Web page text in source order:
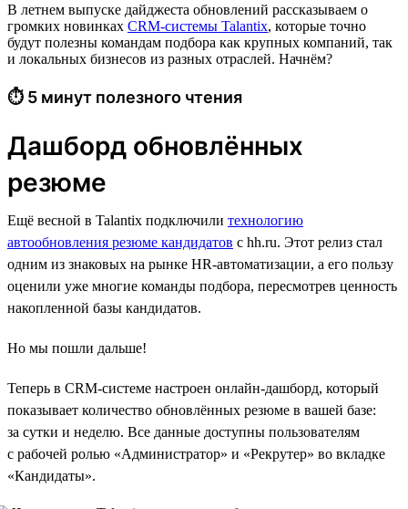
В летнем выпуске дайджеста обновлений рассказываем о
громких новинках CRM-системы Talantix, которые точно
будут полезны командам подбора как крупных компаний, так
и локальных бизнесов из разных отраслей. Начнём?
⏱ 5 минут полезного чтения
Дашборд обновлённых
резюме
Ещё весной в Talantix подключили технологию
автообновления резюме кандидатов с hh.ru. Этот релиз стал
одним из знаковых на рынке HR-автоматизации, а его пользу
оценили уже многие команды подбора, пересмотрев ценность
накопленной базы кандидатов.
Но мы пошли дальше!
Теперь в CRM-системе настроен онлайн-дашборд, который
показывает количество обновлённых резюме в вашей базе:
за сутки и неделю. Все данные доступны пользователям
с рабочей ролью «Администратор» и «Рекрутер» во вкладке
«Кандидаты».